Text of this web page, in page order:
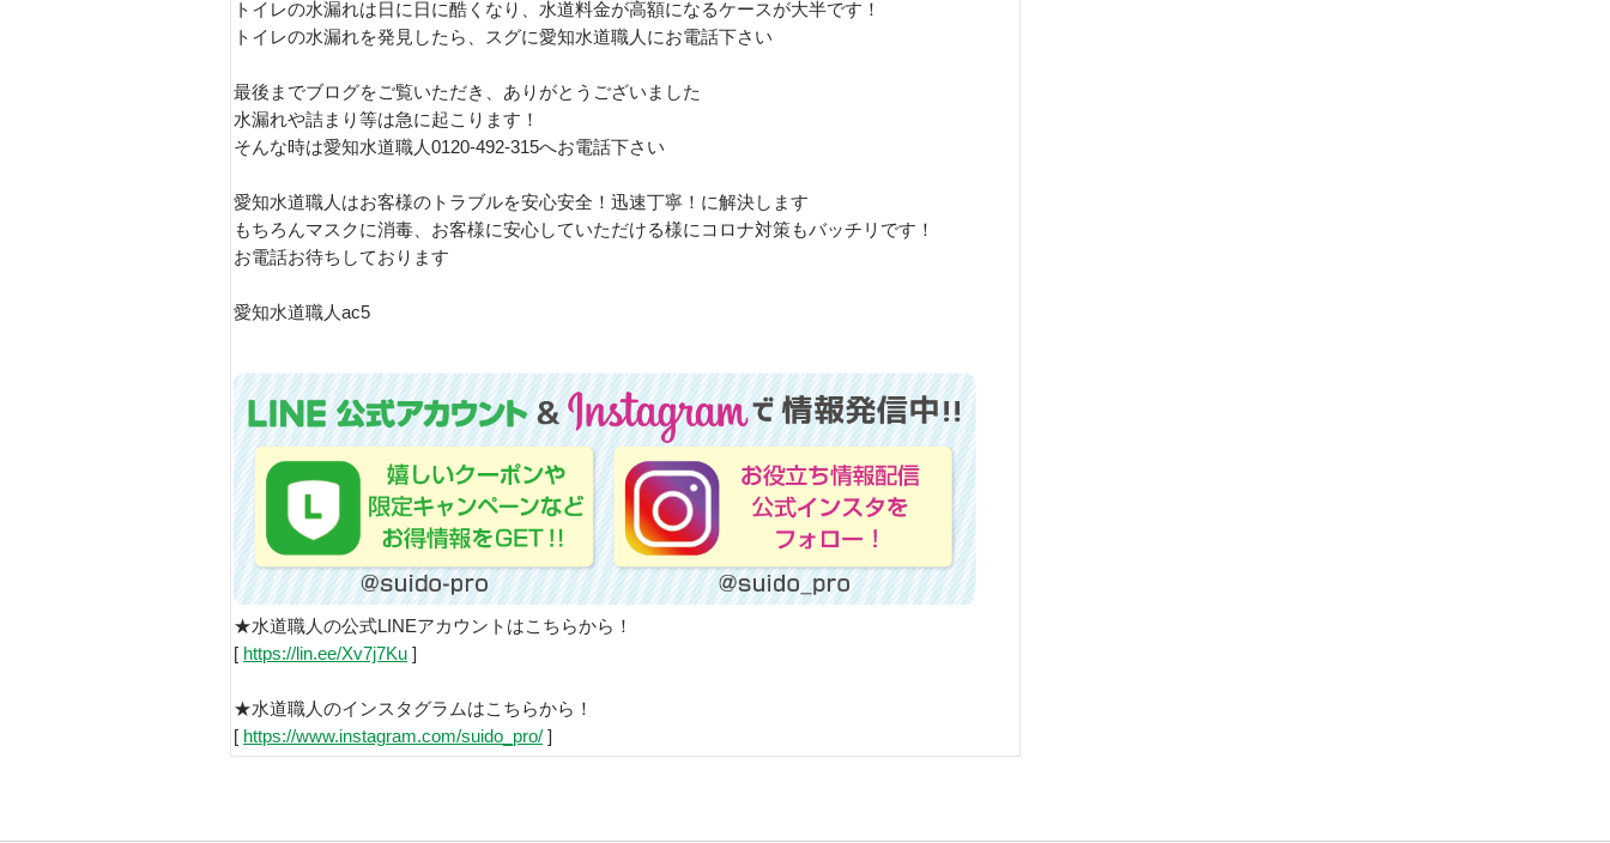
トイレの水漏れは日に日に酷くなり、水道料金が高額になるケースが大半です！
トイレの水漏れを発見したら、スグに愛知水道職人にお電話下さい
最後までブログをご覧いただき、ありがとうございました
水漏れや詰まり等は急に起こります！
そんな時は愛知水道職人0120-492-315へお電話下さい
愛知水道職人はお客様のトラブルを安心安全！迅速丁寧！に解決します
もちろんマスクに消毒、お客様に安心していただける様にコロナ対策もバッチリです！
お電話お待ちしております
愛知水道職人ac5
★水道職人の公式LINEアカウントはこちらから！
[ https://lin.ee/Xv7j7Ku ]
★水道職人のインスタグラムはこちらから！
[ https://www.instagram.com/suido_pro/ ]